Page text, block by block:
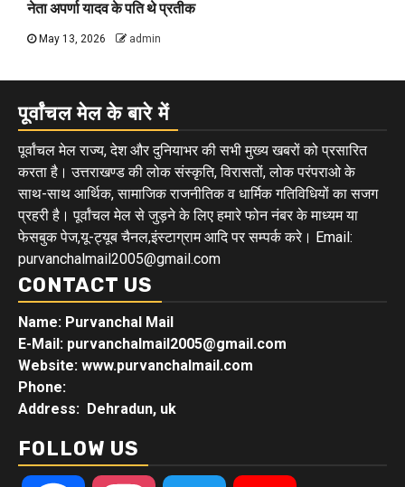
नेता अपर्णा यादव के पति थे प्रतीक
May 13, 2026 admin
पूर्वांचल मेल के बारे में
पूर्वांचल मेल राज्य, देश और दुनियाभर की सभी मुख्य खबरों को प्रसारित
करता है। उत्तराखण्ड की लोक संस्कृति, विरासतों, लोक परंपराओ के
साथ-साथ आर्थिक, सामाजिक राजनीतिक व धार्मिक गतिविधियों का सजग
प्रहरी है। पूर्वांचल मेल से जुड़ने के लिए हमारे फोन नंबर के माध्यम या
फेसबुक पेज,यू-ट्यूब चैनल,इंस्टाग्राम आदि पर सम्पर्क करे। Email:
purvanchalmail2005@gmail.com
CONTACT US
Name: Purvanchal Mail
E-Mail: purvanchalmail2005@gmail.com
Website: www.purvanchalmail.com
Phone:
Address: Dehradun, uk
FOLLOW US